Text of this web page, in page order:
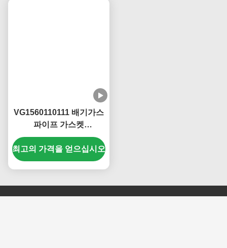
VG1560110111 배기가스
파이프 가스켓
KM2401567 Sinotruk
Howo WD615 WP10 엔
진
최고의 가격을 얻으십시오